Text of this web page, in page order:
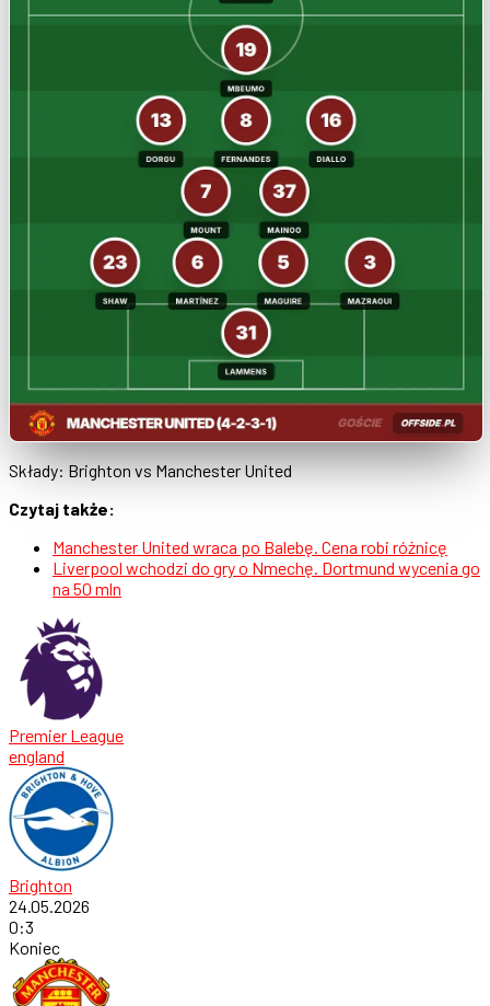
Składy: Brighton vs Manchester United
Czytaj także:
Manchester United wraca po Balebę. Cena robi różnicę
Liverpool wchodzi do gry o Nmechę. Dortmund wycenia go
na 50 mln
Premier League
england
Brighton
24.05.2026
0:3
Koniec